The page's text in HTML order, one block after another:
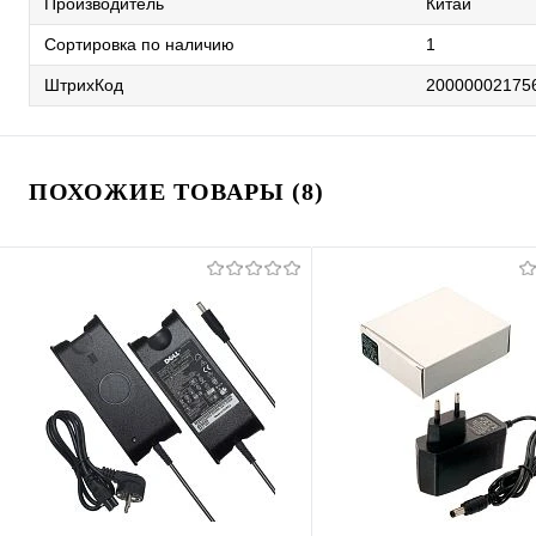
Сортировка по наличию 1
ШтрихКод
ПОХОЖИЕ ТОВАРЫ (8)